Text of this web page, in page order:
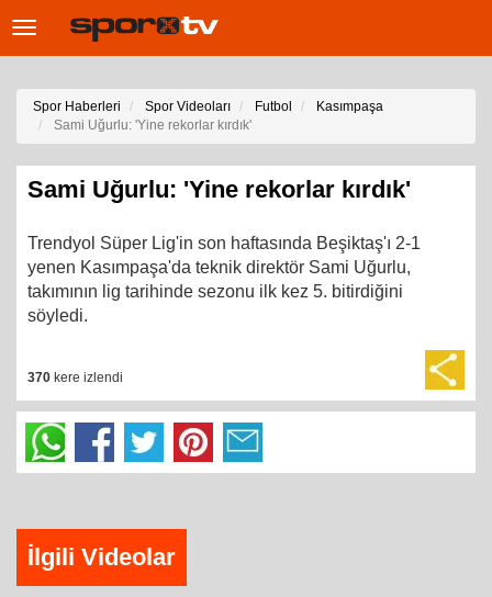
Toggle
Spor Haberleri Spor Videoları Futbol
Kasımpaşa
Sami Uğurlu: 'Yine rekorlar kırdık'
Sami Uğurlu: 'Yine rekorlar kırdık'
Trendyol Süper Lig'in son haftasında Beşiktaş'ı 2-1
yenen Kasımpaşa'da teknik direktör Sami Uğurlu,
takımının lig tarihinde sezonu ilk kez 5. bitirdiğini
söyledi.
370 kere izlendi
İlgili Videolar